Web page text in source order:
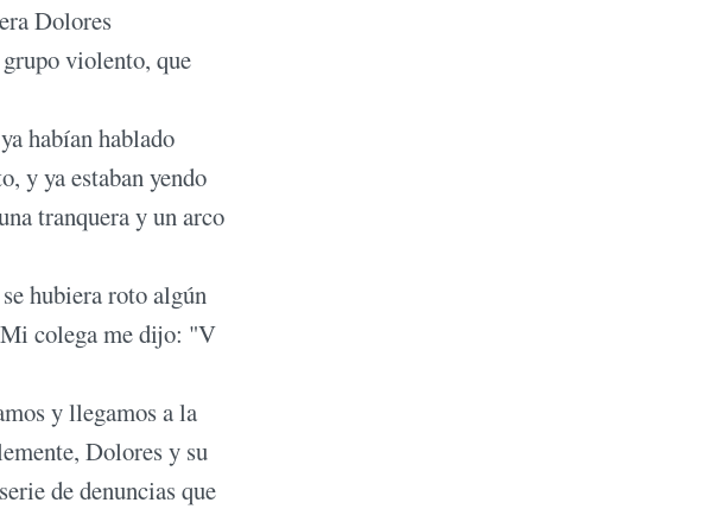
Dolores
violento, que
habían hablado
y ya estaban yendo
tranquera y un arco
hubiera roto algún
Mi colega me dijo: "V
y llegamos a la
Dolores y su
de denuncias que